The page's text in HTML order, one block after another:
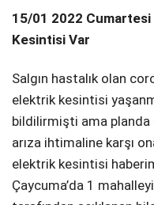
15/01 2022
Kesintisi Var
Salgın hastalık olan
elektrik kesintisi
bildilirmişti ama planda
arıza ihtimaline karşı
elektrik kesintisi
Çaycuma’da 1